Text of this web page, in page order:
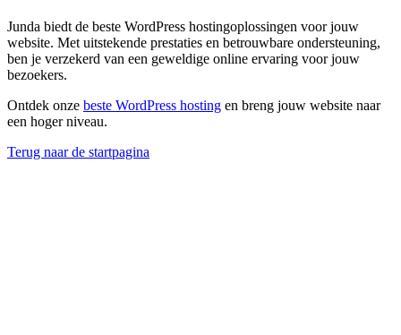
Junda biedt de beste WordPress hostingoplossingen voor jouw
website. Met uitstekende prestaties en betrouwbare ondersteuning,
ben je verzekerd van een geweldige online ervaring voor jouw
bezoekers.
Ontdek onze beste WordPress hosting en breng jouw website naar
een hoger niveau.
Terug naar de startpagina